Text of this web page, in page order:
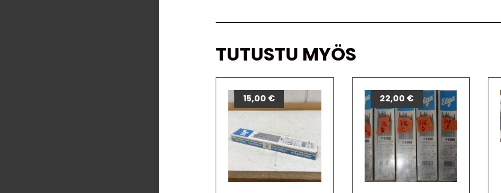
TUTUSTU MYÖS
15,00 € 22,00 €